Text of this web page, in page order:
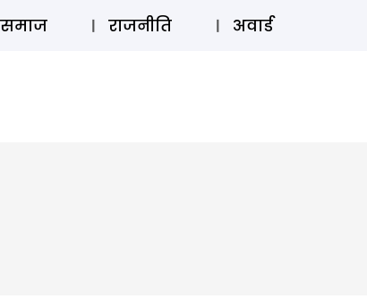
लॉग इन ⚲ SUBSCRIBE
समाज राजनीति अवार्ड